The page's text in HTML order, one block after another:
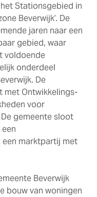
Stationsgebied in
Beverwijk’. De
jaren naar een
gebied, waar
voldoende
onderdeel
De
met Ontwikkelings-
voor
gemeente sloot
een marktpartij met
Beverwijk
bouw van woningen